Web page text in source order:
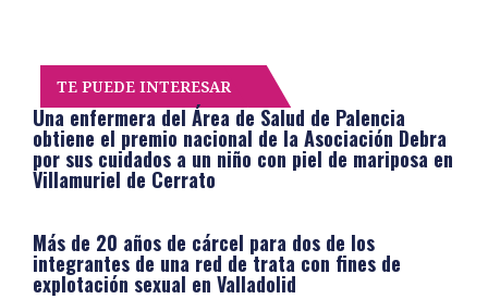
TE PUEDE INTERESAR
Una enfermera del Área de Salud de Palencia
obtiene el premio nacional de la Asociación Debra
por sus cuidados a un niño con piel de mariposa en
Villamuriel de Cerrato
Más de 20 años de cárcel para dos de los
integrantes de una red de trata con fines de
explotación sexual en Valladolid